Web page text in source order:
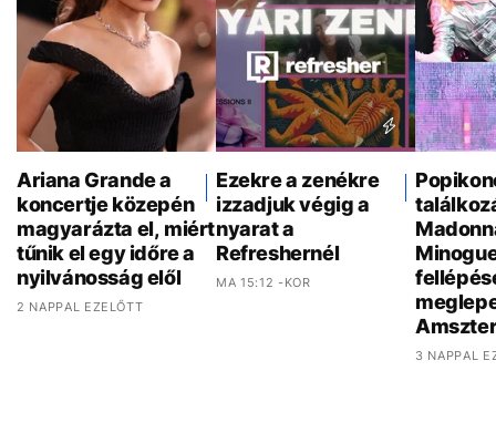
Ariana Grande a
koncertje közepén
magyarázta el, miért
tűnik el egy időre a
nyilvánosság elől
2 NAPPAL EZELŐTT
Ezekre a zenékre
izzadjuk végig a
nyarat a
Refreshernél
MA 15:12 -KOR
3 NAPPAL